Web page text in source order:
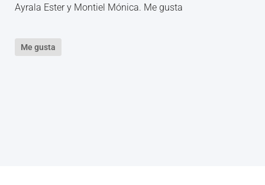
Ayrala Ester y Montiel Mónica. Me gusta
Me gusta